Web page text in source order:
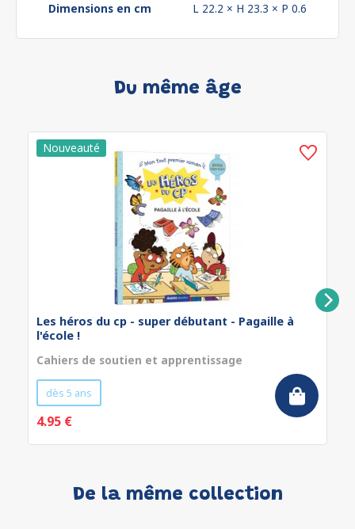
Dimensions en cm
L 22.2 × H 23.3 × P 0.6
Du même âge
Les héros du cp - super débutant - Pagaille à
l'école !
Cahiers de soutien et apprentissage
dès 5 ans
4.95 €
De la même collection